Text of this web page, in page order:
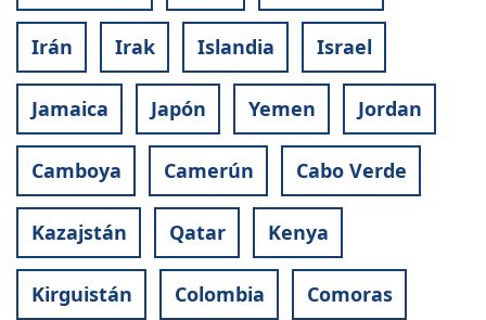
Irán Irak Islandia Israel
Jamaica Japón Yemen Jordan
Camboya Camerún Cabo Verde
Kazajstán Qatar Kenya
Kirguistán Colombia Comoras